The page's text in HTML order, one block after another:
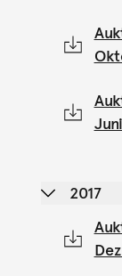
2017